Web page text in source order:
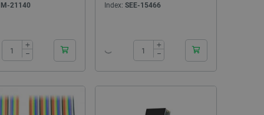
21140
+
−
Index: SEE-15466
+
−
stránky nelze bez
která mají přístup k
uživatelskou zkušenost.